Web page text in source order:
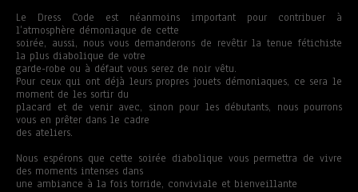
Le Dress Code est néanmoins important pour contribuer à
l’atmosphère démoniaque de cette
soirée, aussi, nous vous demanderons de revêtir la tenue fétichiste
la plus diabolique de votre
garde-robe ou à défaut vous serez de noir vêtu.
Pour ceux qui ont déjà leurs propres jouets démoniaques, ce sera le
moment de les sortir du
placard et de venir avec, sinon pour les débutants, nous pourrons
vous en prêter dans le cadre
des ateliers.
Nous espérons que cette soirée diabolique vous permettra de vivre
des moments intenses dans
une ambiance à la fois torride, conviviale et bienveillante